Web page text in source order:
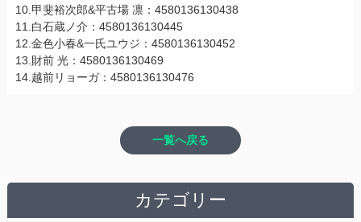
10.甲斐裕次郎&平古場 凛：4580136130438
11.白石蔵ノ介：4580136130445
12.金色小春&一氏ユウジ：4580136130452
13.財前 光：4580136130469
14.越前リョーガ：4580136130476
一覧へ戻る
カテゴリー